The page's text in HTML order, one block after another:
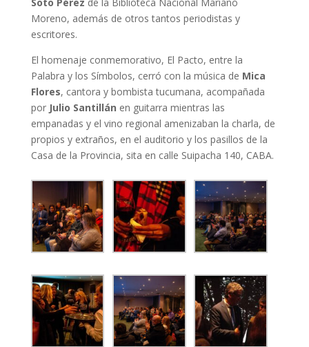
Moreno, además de otros tantos periodistas y
escritores.
El homenaje conmemorativo, El Pacto, entre la
Palabra y los Símbolos, cerró con la música de Mica
Flores, cantora y bombista tucumana, acompañada
porJulio Santillán en guitarra mientras las
empanadas y el vino regional amenizaban la charla, de
propios y extraños, en el auditorio y los pasillos de la
Casa de la Provincia, sita en calle Suipacha 140, CABA.